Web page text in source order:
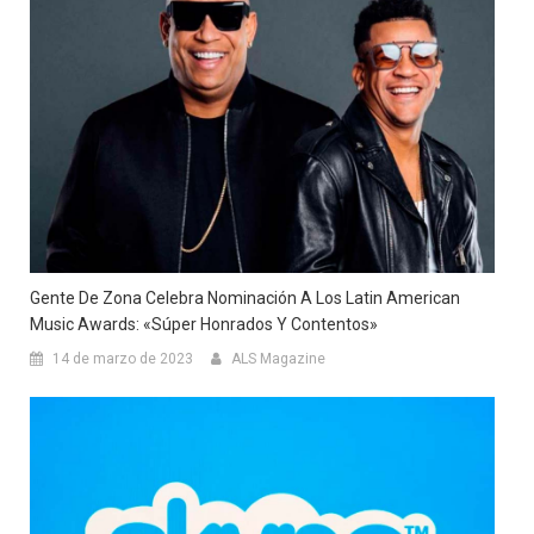
Gente De Zona Celebra Nominación A Los Latin American
Music Awards: «Súper Honrados Y Contentos»
14 de marzo de 2023 ALS Magazine